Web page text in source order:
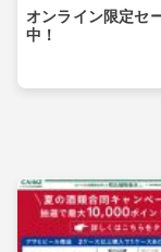
オンライン限定セ
中！